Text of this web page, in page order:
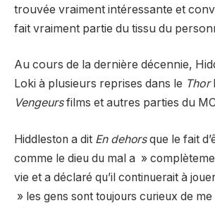
trouvée vraiment intéressante et
fait vraiment partie du tissu du
Au cours de la dernière décennie,
Loki à plusieurs reprises dans le Thor
Vengeursfilms et autres parties du
Hiddleston a dit En dehorsque le fait
comme le dieu du mal a »
vie et a déclaré qu’il continuerait à
» les gens sont toujours curieux de